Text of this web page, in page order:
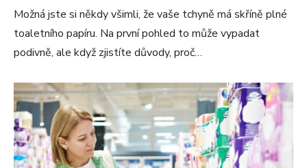
Možná jste si někdy všimli, že vaše tchyně má skříně plné
toaletního papíru. Na první pohled to může vypadat
podivně, ale když zjistíte důvody, proč…